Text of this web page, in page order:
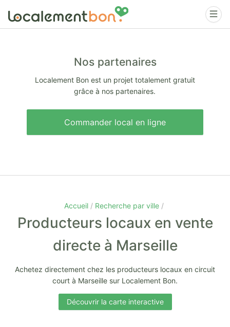
Nos partenaires
Localement Bon est un projet totalement gratuit
grâce à nos partenaires.
Commander local en ligne
Accueil Recherche par ville
Producteurs locaux en vente
directe à Marseille
Achetez directement chez les producteurs locaux en circuit
court à Marseille sur Localement Bon.
Découvrir la carte interactive